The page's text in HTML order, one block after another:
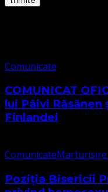
Comunicate
COMUNICAT
lui Päivi
Finlandei
ComunicateMarturisire
Poziția Bisericii